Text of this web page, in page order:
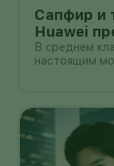
Сапфир и
Huawei
В среднем
настоящим